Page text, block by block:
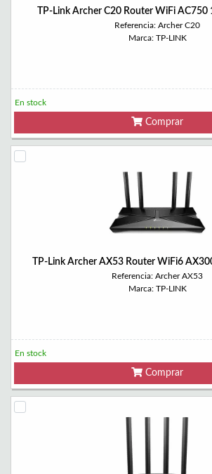
TP-Link Archer C20 Router WiFi
Referencia: Archer C20
Marca: TP-LINK
En stock
Comprar
TP-Link Archer AX53 Router WiFi6
Referencia: Archer AX53
Marca: TP-LINK
En stock
Comprar